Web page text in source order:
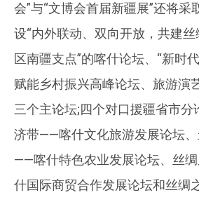
会”与“文博会首届新疆展”还将采
设“内外联动、双向开放，共建
区南疆支点”的喀什论坛、“新时
赋能乡村振兴高峰论坛、旅游演
三个主论坛;四个对口援疆省市分
济带——喀什文化旅游发展论坛
——喀什特色农业发展论坛、丝
什国际商贸合作发展论坛和丝绸